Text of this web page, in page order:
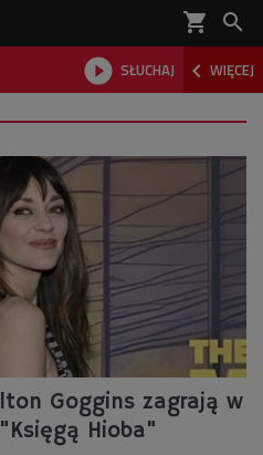
shopping_cart 
 SŁUCHAJ  WIĘCEJ

Goggins zagrają w
Hioba"